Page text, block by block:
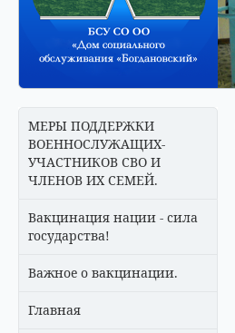
МЕРЫ ПОДДЕРЖКИ
ВОЕННОСЛУЖАЩИХ-
УЧАСТНИКОВ СВО И
ЧЛЕНОВ ИХ СЕМЕЙ.
Вакцинация нации - сила
государства!
Важное о вакцинации.
Главная